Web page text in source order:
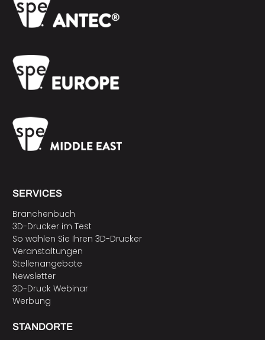
SERVICES
Branchenbuch
3D-Drucker im Test
So wählen Sie Ihren 3D-Drucker
Veranstaltungen
Stellenangebote
Newsletter
3D-Druck Webinar
Werbung
STANDORTE